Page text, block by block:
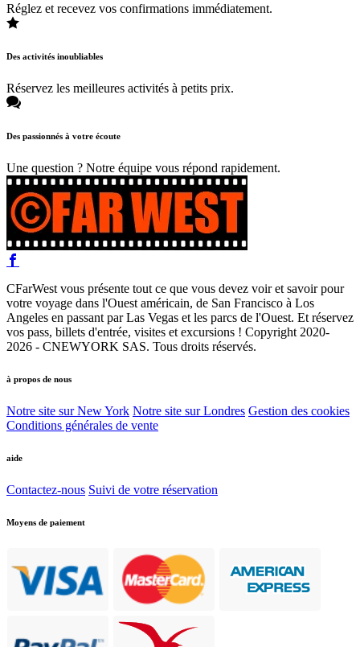
Réglez et recevez vos confirmations immédiatement.
Des activités inoubliables
Réservez les meilleures activités à petits prix.
Des passionnés à votre écoute
Une question ? Notre équipe vous répond rapidement.
CFarWest vous présente tout ce que vous devez voir et savoir pour
votre voyage dans l'Ouest américain, de San Francisco à Los
Angeles en passant par Las Vegas et les parcs de l'Ouest. Et réservez
vos pass, billets d'entrée, visites et excursions ! Copyright 2020-
2026 - CNEWYORK SAS. Tous droits réservés.
à propos de nous
Notre site sur New York Notre site sur Londres Gestion des cookies
Conditions générales de vente
aide
Contactez-nous Suivi de votre réservation
Moyens de paiement